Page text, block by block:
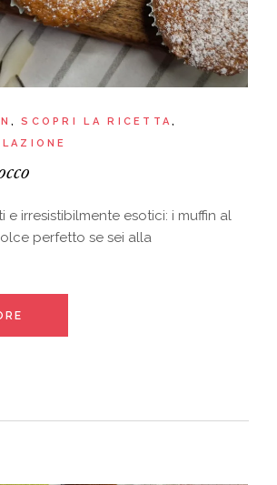
SCOPRI LA RICETTA
e irresistibilmente esotici: i muffin al
perfetto se sei alla